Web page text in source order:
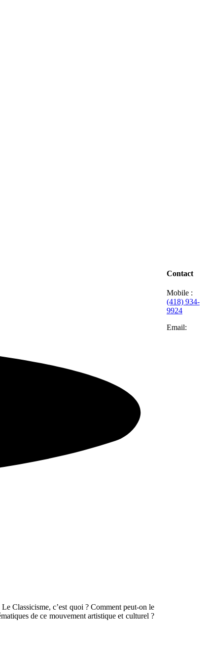
Classicisme, c’est quoi ? Comment peut-on le
de ce mouvement artistique et culturel ?
Contact
Mobile :
(418) 934-
9924
Email: